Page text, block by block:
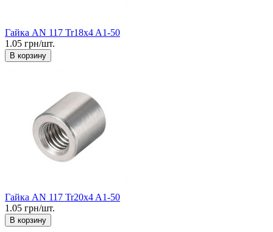
Гайка AN 117 Tr18x4 A1-50
1.05 грн/шт.
В корзину
Гайка AN 117 Tr20x4 A1-50
1.05 грн/шт.
В корзину